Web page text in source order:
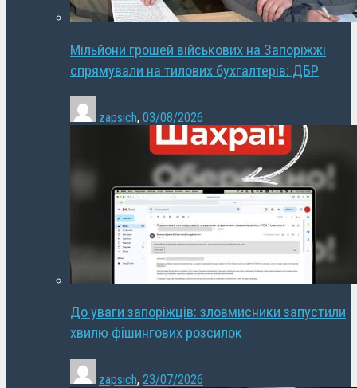
Мільйони грошей військових на Запоріжжі
спрямували на тилових бухгалтерів: ДБР
zapsich, 03/08/2026
До уваги запоріжців: зловмисники запустили
хвилю фішингових розсилок
zapsich, 23/07/2026